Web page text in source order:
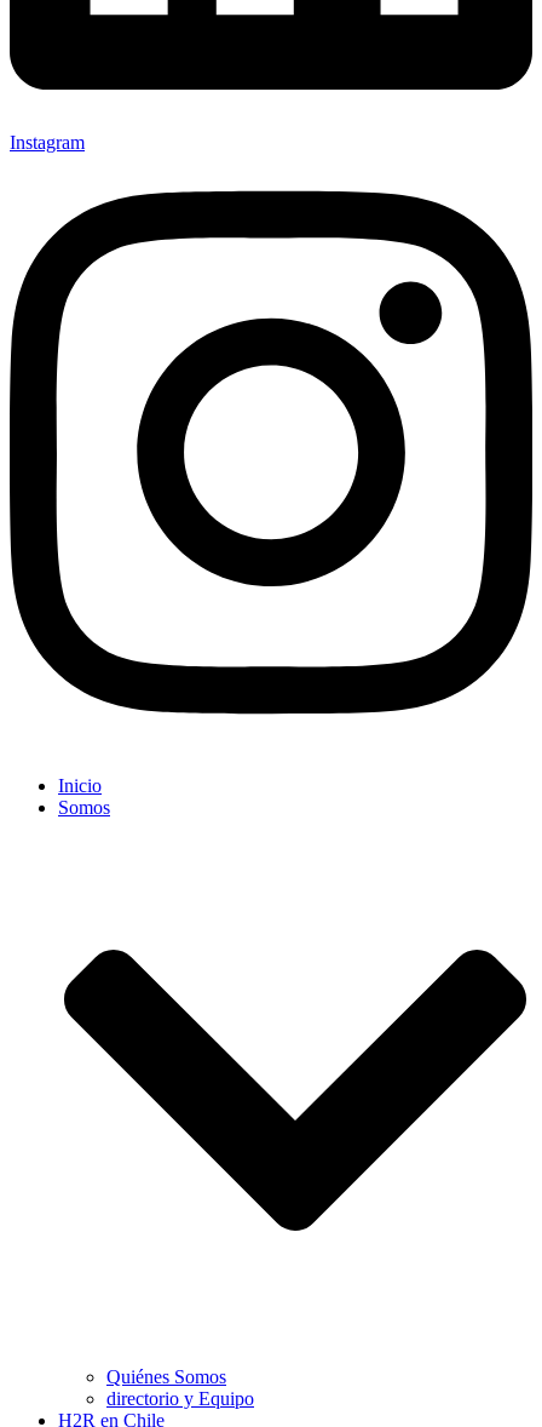
Instagram
Inicio
Somos
Quiénes Somos
directorio y Equipo
H2R en Chile